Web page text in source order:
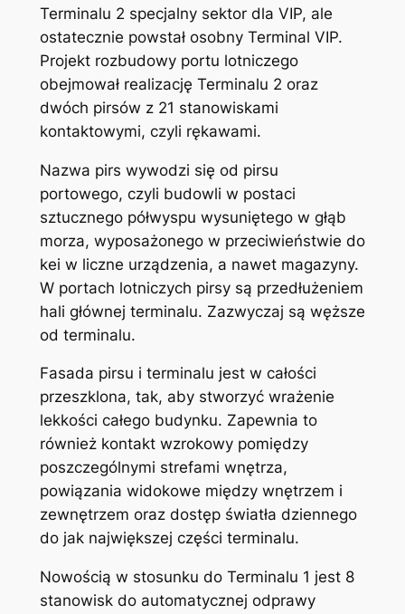
Terminalu 2 specjalny sektor dla VIP, ale
ostatecznie powstał osobny Terminal VIP.
Projekt rozbudowy portu lotniczego
obejmował realizację Terminalu 2 oraz
dwóch pirsów z 21 stanowiskami
kontaktowymi, czyli rękawami.
Nazwa pirs wywodzi się od pirsu
portowego, czyli budowli w postaci
sztucznego półwyspu wysuniętego w głąb
morza, wyposażonego w przeciwieństwie do
kei w liczne urządzenia, a nawet magazyny.
W portach lotniczych pirsy są przedłużeniem
hali głównej terminalu. Zazwyczaj są węższe
od terminalu.
Fasada pirsu i terminalu jest w całości
przeszklona, tak, aby stworzyć wrażenie
lekkości całego budynku. Zapewnia to
również kontakt wzrokowy pomiędzy
poszczególnymi strefami wnętrza,
powiązania widokowe między wnętrzem i
zewnętrzem oraz dostęp światła dziennego
do jak największej części terminalu.
Nowością w stosunku do Terminalu 1 jest 8
stanowisk do automatycznej odprawy